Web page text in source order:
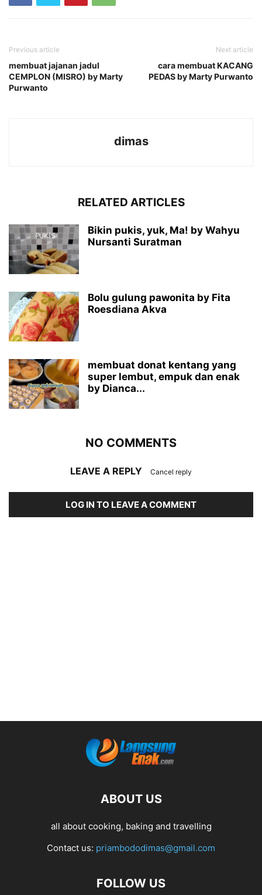
Previous article
membuat jajanan jadul
CEMPLON (MISRO) by Marty
Purwanto
Next article
cara membuat KACANG
PEDAS by Marty Purwanto
dimas
RELATED ARTICLES
Bikin pukis, yuk, Ma! by Wahyu
Nursanti Suratman
Bolu gulung pawonita by Fita
Roesdiana Akva
membuat donat kentang yang
super lembut, empuk dan enak
by Dianca...
NO COMMENTS
LEAVE A REPLY Cancel reply
LOG IN TO LEAVE A COMMENT
ABOUT US
all about cooking, baking and travelling
Contact us: priambododimas@gmail.com
FOLLOW US